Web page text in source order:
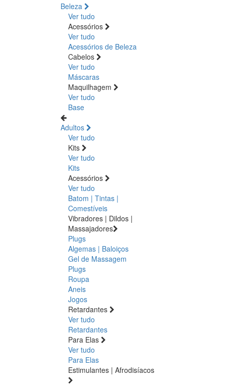
Beleza
Ver tudo
Acessórios
Ver tudo
Acessórios de Beleza
Cabelos
Ver tudo
Máscaras
Maquilhagem
Ver tudo
Base
Adultos
Ver tudo
Kits
Ver tudo
Kits
Acessórios
Ver tudo
Batom | Tintas |
Comestíveis
Vibradores | Dildos |
Massajadores
Plugs
Algemas | Baloiços
Gel de Massagem
Plugs
Roupa
Aneis
Jogos
Retardantes
Ver tudo
Retardantes
Para Elas
Ver tudo
Para Elas
Estimulantes | Afrodisíacos